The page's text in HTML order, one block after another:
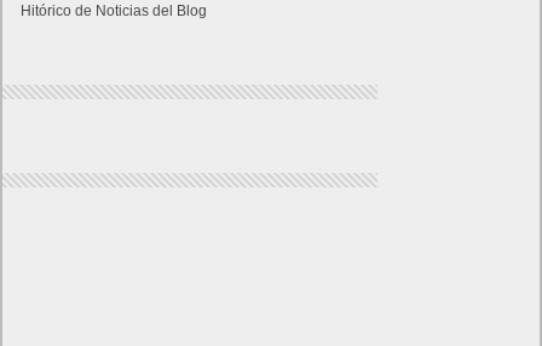
Hitórico de Noticias del Blog